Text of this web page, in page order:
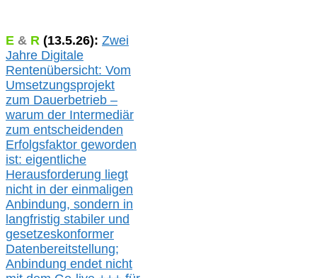
E & R (13.5.26): Zwei
Jahre Digitale
Rentenübersicht: Vom
Umsetzungsprojekt
zum Dauerbetrieb –
warum der Intermediär
zum entscheidenden
Erfolgsfaktor geworden
ist: eigentliche
Herausforderung liegt
nicht in der einmaligen
Anbindung, sondern in
langfristig stabiler und
gesetzeskonformer
Datenbereitstellung;
Anbindung endet nicht